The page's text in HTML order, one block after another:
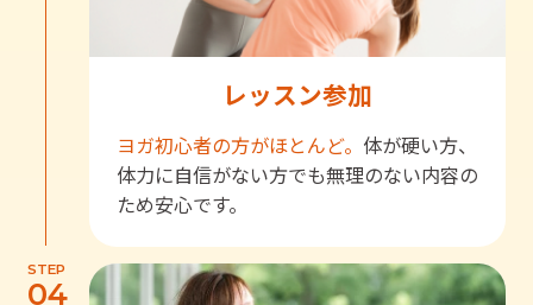
レッスン参加
ヨガ初心者の方がほとんど。 体が硬い方、
体力に自信がない方でも無理のない内容の
ため安心です。
STEP
04